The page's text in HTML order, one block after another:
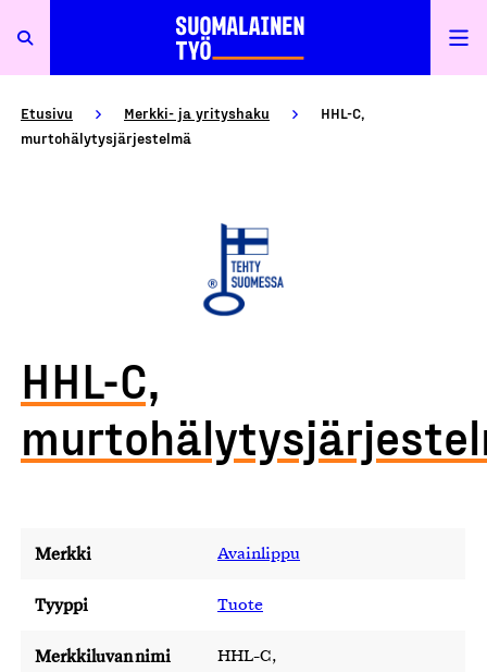
Etusivu Merkki- ja yrityshaku
HHL-C,
murtohälytysjärjestelmä
HHL-C,
Merkki Avainlippu
Tyyppi Tuote
Merkkiluvan nimi
HHL-C,